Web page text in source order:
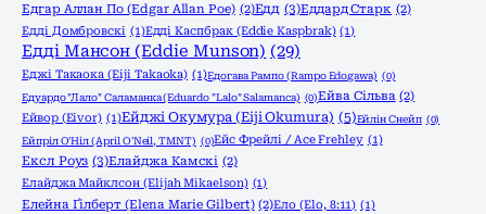
Едгар Аллан По (Edgar Allan Poe) (2)Едд (3)Еддард Старк (2)
Едді Домбровскі (1)Едді Каспбрак (Eddie Kaspbrak) (1)
Едді Мансон (Eddie Munson) (29)
Еджі Такаока (Eiji Takaoka) (1)Едогава Рампо (Rampo Edogawa) (0)
Едуардо "Лало" Саламанка (Eduardo "Lalo" Salamanca) (0)Ейва Сільва (2)
Ейвор (Eivor) (1)Ейджі Окумура (Eiji Okumura) (5)Ейлін Снейп (0)
Ейпріл О'Ніл (April O'Neil, TMNT) (0)Ейс Фрейлі / Ace Frehley (1)
Ексл Роуз (3)Елайджа Камскі (2)
Елайджа Майклсон (Elijah Mikaelson) (1)
Елейна Ґілберт (Elena Marie Gilbert) (2)Ело (Elo, 8:11) (1)